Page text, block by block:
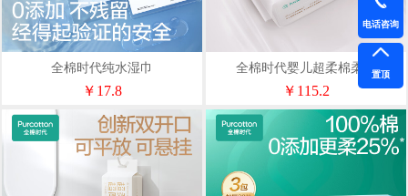
全棉时代纯水湿巾
60gsm178mmx150mm,80片/包
￥17.8
全棉时代婴儿超柔棉柔巾
50g15X20cm80片/包6包/袋
￥115.2
电话咨询
置顶